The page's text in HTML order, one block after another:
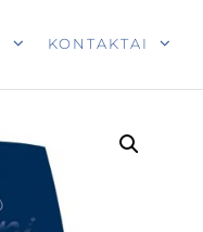
KONTAKTAI